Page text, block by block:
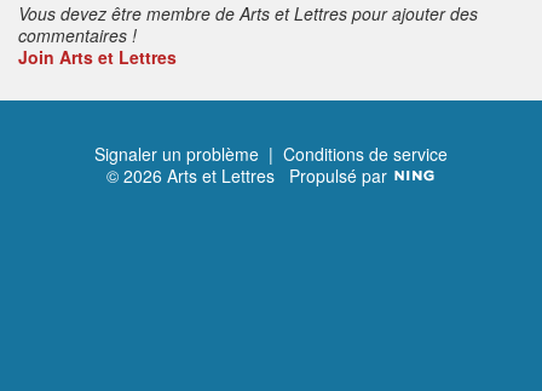
Vous devez être membre de Arts et Lettres pour ajouter des
commentaires !
Join Arts et Lettres
Signaler un problème | Conditions de service
© 2026 Arts et Lettres Propulsé par